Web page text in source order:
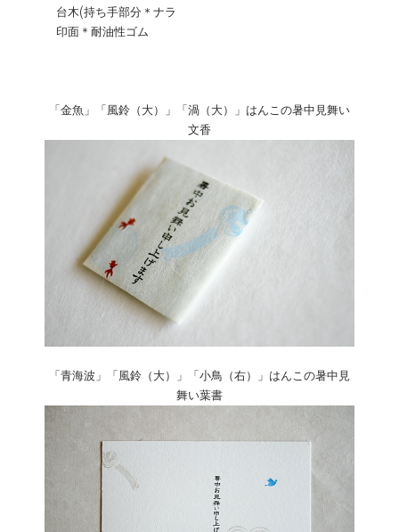
台木(持ち手部分＊ナラ
印面＊耐油性ゴム
「金魚」「風鈴（大）」「渦（大）」はんこの暑中見舞い
文香
「青海波」「風鈴（大）」「小鳥（右）」はんこの暑中見
舞い葉書